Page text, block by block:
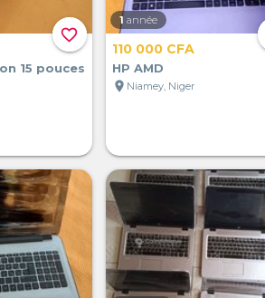
favorite_border
15 pouces
1 année
110 000 CFA
HP AMD
location_on Niamey, Niger